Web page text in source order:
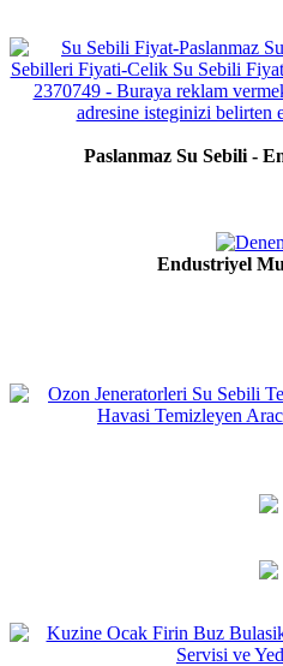
Paslanmaz Su Sebili -
Endustriyel